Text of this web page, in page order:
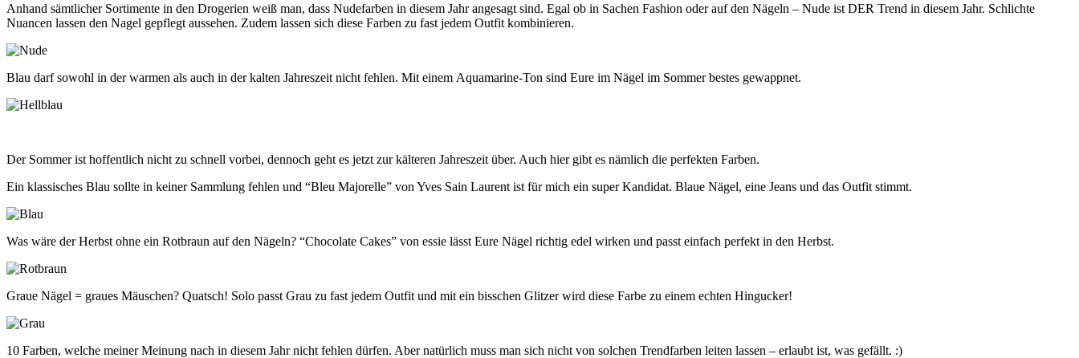
Anhand sämtlicher Sortimente in den Drogerien weiß man, dass Nudefarben in diesem Jahr angesagt sind. Egal ob in Sachen Fashion oder auf den Nägeln – Nude ist DER Trend in diesem Jahr. Schlichte
Nuancen lassen den Nagel gepflegt aussehen. Zudem lassen sich diese Farben zu fast jedem Outfit kombinieren.
Blau darf sowohl in der warmen als auch in der kalten Jahreszeit nicht fehlen. Mit einem Aquamarine-Ton sind Eure im Nägel im Sommer bestes gewappnet.
Der Sommer ist hoffentlich nicht zu schnell vorbei, dennoch geht es jetzt zur kälteren Jahreszeit über. Auch hier gibt es nämlich die perfekten Farben.
Ein klassisches Blau sollte in keiner Sammlung fehlen und “Bleu Majorelle” von Yves Sain Laurent ist für mich ein super Kandidat. Blaue Nägel, eine Jeans und das Outfit stimmt.
Was wäre der Herbst ohne ein Rotbraun auf den Nägeln? “Chocolate Cakes” von essie lässt Eure Nägel richtig edel wirken und passt einfach perfekt in den Herbst.
Graue Nägel = graues Mäuschen? Quatsch! Solo passt Grau zu fast jedem Outfit und mit ein bisschen Glitzer wird diese Farbe zu einem echten Hingucker!
10 Farben, welche meiner Meinung nach in diesem Jahr nicht fehlen dürfen. Aber natürlich muss man sich nicht von solchen Trendfarben leiten lassen – erlaubt ist, was gefällt. :)